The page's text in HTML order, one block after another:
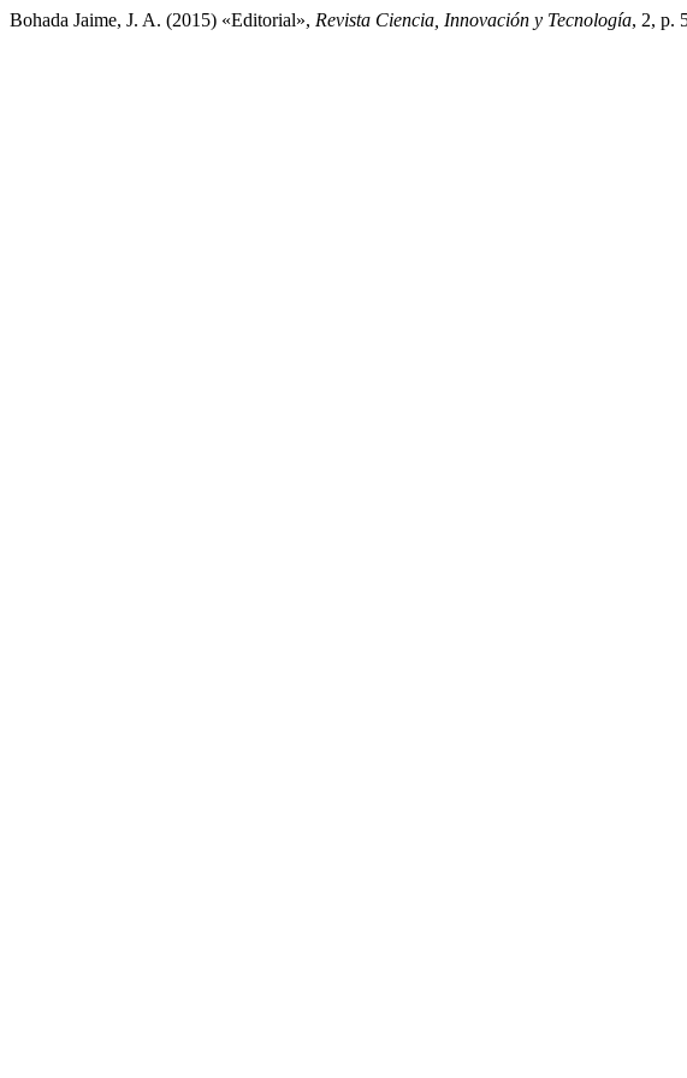
Bohada Jaime, J. A. (2015) «Editorial», Revista Ciencia, Innovación y Tecnología, 2, p.